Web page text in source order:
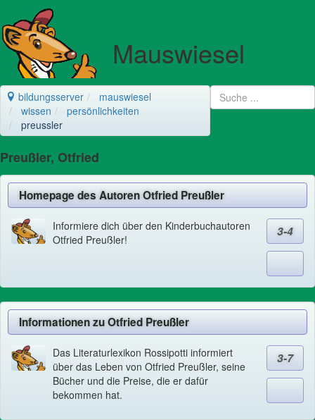
Mauswiesel
bildungsserver
mauswiesel
wissen
persönlichkeiten
preussler
Preußler, Otfried
Homepage des Autoren Otfried Preußler
Informiere dich über den Kinderbuchautoren
Otfried Preußler!
3-4
Informationen zu Otfried Preußler
Das Literaturlexikon Rossipotti informiert
über das Leben von Otfried Preußler, seine
Bücher und die Preise, die er dafür
bekommen hat.
3-7